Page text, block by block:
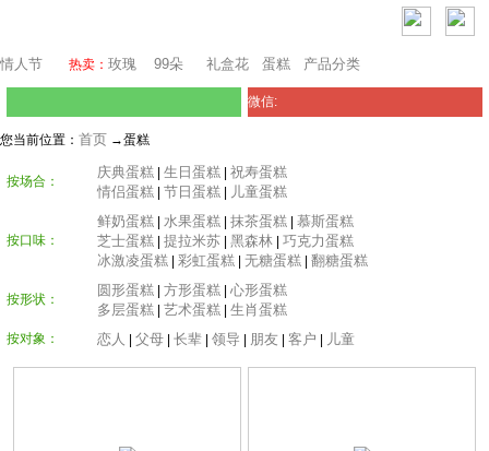
情人节 热卖： 玫瑰 99朵 礼盒花 蛋糕 产品分类
微信:
您当前位置： 首页 →蛋糕
按场合：
庆典蛋糕 生日蛋糕 祝寿蛋糕
情侣蛋糕 节日蛋糕 儿童蛋糕
按口味：
鲜奶蛋糕 水果蛋糕 抹茶蛋糕 慕斯蛋糕
芝士蛋糕 提拉米苏 黑森林 巧克力蛋糕
冰激凌蛋糕 彩虹蛋糕 无糖蛋糕 翻糖蛋糕
按形状：
圆形蛋糕 方形蛋糕 心形蛋糕
多层蛋糕 艺术蛋糕 生肖蛋糕
按对象： 恋人 父母 长辈 领导 朋友 客户 儿童